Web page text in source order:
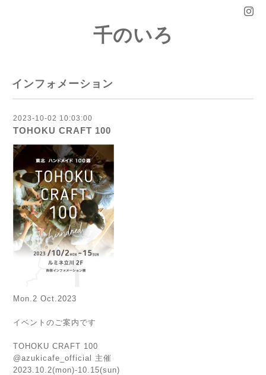
千のいろ
インフォメーション
2023-10-02 10:03:00
TOHOKU CRAFT 100
Mon.2 Oct.2023
イベントのご案内です
TOHOKU CRAFT 100
@azukicafe_official 主催
2023.10.2(mon)-10.15(sun)